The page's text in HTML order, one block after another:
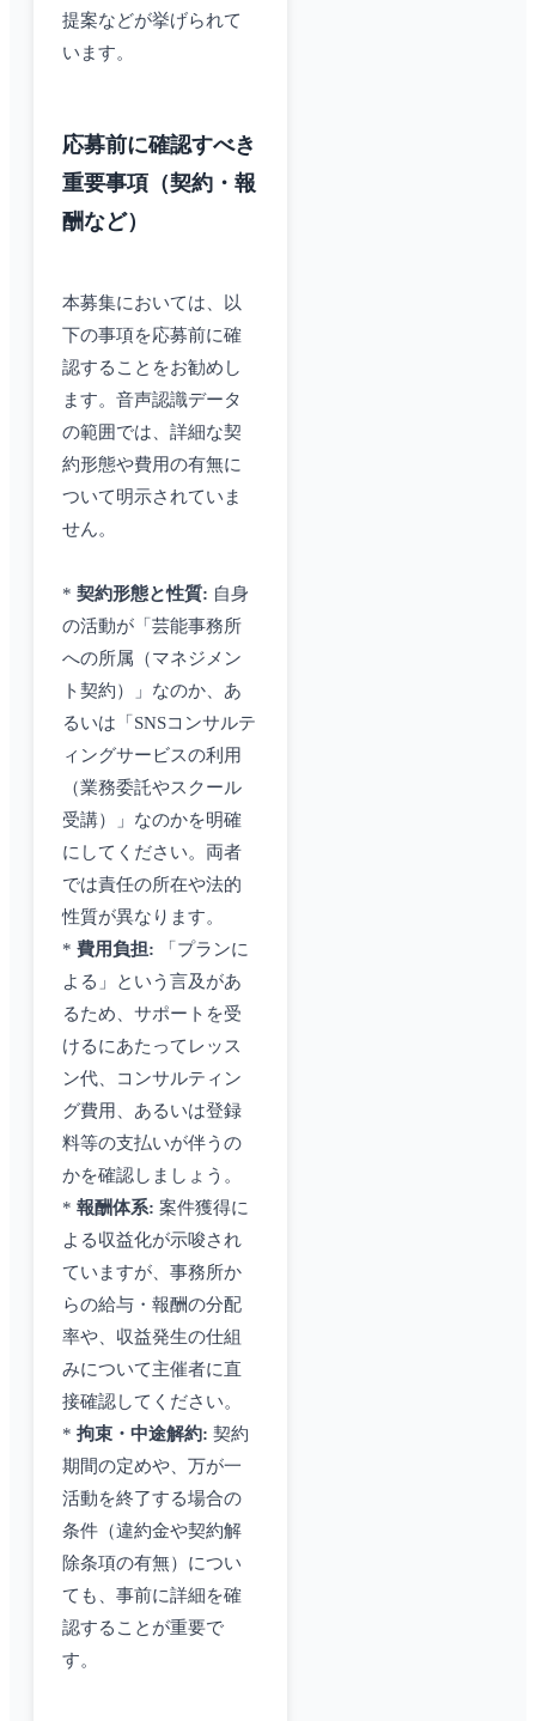
提案などが挙げられて
います。
応募前に確認すべき
重要事項（契約・報
酬など）
本募集においては、以
下の事項を応募前に確
認することをお勧めし
ます。音声認識データ
の範囲では、詳細な契
約形態や費用の有無に
ついて明示されていま
せん。
* 契約形態と性質: 自身
の活動が「芸能事務所
への所属（マネジメン
ト契約）」なのか、あ
るいは「SNSコンサルテ
ィングサービスの利用
（業務委託やスクール
受講）」なのかを明確
にしてください。両者
では責任の所在や法的
性質が異なります。
* 費用負担: 「プランに
よる」という言及があ
るため、サポートを受
けるにあたってレッス
ン代、コンサルティン
グ費用、あるいは登録
料等の支払いが伴うの
かを確認しましょう。
* 報酬体系: 案件獲得に
よる収益化が示唆され
ていますが、事務所か
らの給与・報酬の分配
率や、収益発生の仕組
みについて主催者に直
接確認してください。
* 拘束・中途解約: 契約
期間の定めや、万が一
活動を終了する場合の
条件（違約金や契約解
除条項の有無）につい
ても、事前に詳細を確
認することが重要で
す。